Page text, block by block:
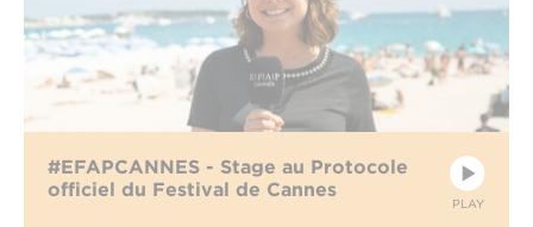
PLAY
#EFAPCANNES - Stage au Protocole
officiel du Festival de Cannes